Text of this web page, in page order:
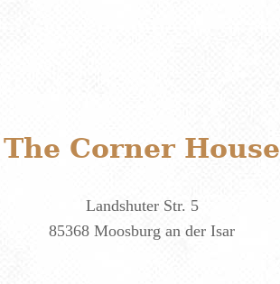
The Corner House
Landshuter Str. 5
85368 Moosburg an der Isar